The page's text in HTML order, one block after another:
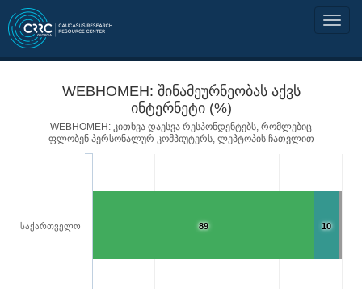
WEBHOMEH: შინამეურნეობას აქვს
ინტერნეტი (%)
WEBHOMEH: კითხვა დაესვა რესპონდენტებს, რომლებიც
ფლობენ პერსონალურ კომპიუტერს, ლეპტოპის ჩათვლით
10
89
საქართველო